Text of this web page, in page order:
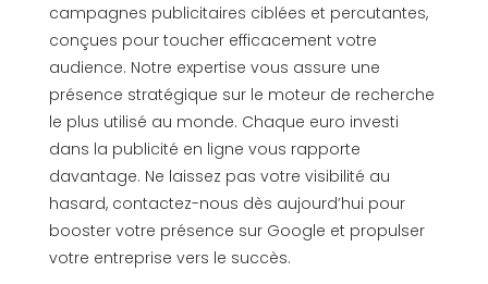
campagnes publicitaires ciblées et percutantes,
conçues pour toucher efficacement votre
audience. Notre expertise vous assure une
présence stratégique sur le moteur de recherche
le plus utilisé au monde. Chaque euro investi
dans la publicité en ligne vous rapporte
davantage. Ne laissez pas votre visibilité au
hasard, contactez-nous dès aujourd’hui pour
booster votre présence sur Google et propulser
votre entreprise vers le succès.